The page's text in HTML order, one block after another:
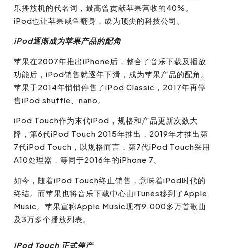
乐播放机的代名词，最高曾贡献苹果营收的40%。
iPod也让苹果咸鱼翻身，成为顶尖的科技公司。
iPod逐渐成为苹果产品的配角
苹果在2007年推出iPhone后，整合了音乐下载及播放
功能后，iPod销售就逐年下滑，成为苹果产品的配角。
苹果于2014年悄悄停售了iPod Classic，2017年再停
售iPod shuffle、nano。
iPod Touch作为末代iPod，规格和产品更新次数大
降，第6代iPod Touch 2015年推出，2019年才推出第
7代iPod Touch，以规格而言，第7代iPod Touch采用
A10处理器，等同于2016年的iPhone 7。
如今，随着iPod Touch终止销售，意味着iPod时代的
终结。而苹果也将音乐下载中心由iTunes移到了Apple
Music。苹果宣称Apple Music现有9,000多万首歌曲
及3万多个播放列表。
iPod Touch 正式停产